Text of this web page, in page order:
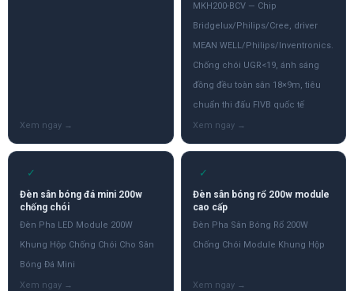
MKH200-BCV — Chip
Bridgelux/Philips/Cree, driver
MEAN WELL/Philips/Inventronics.
Chống chói UGR<19, ánh sáng
đồng đều toàn sân 18×9m, tiêu
chuẩn thi đấu FIVB quốc tế
✓
Đèn sân bóng đá mini 200w
chống chói
Đèn Pha LED Module 200W
Khung Hộp Chống Chói Cho Sân
Bóng Đá Mini
✓
Đèn sân bóng rổ 200w module
cao cấp
Đèn Pha Sân Bóng Rổ 200W
Chống Chói Module Khung Hộp